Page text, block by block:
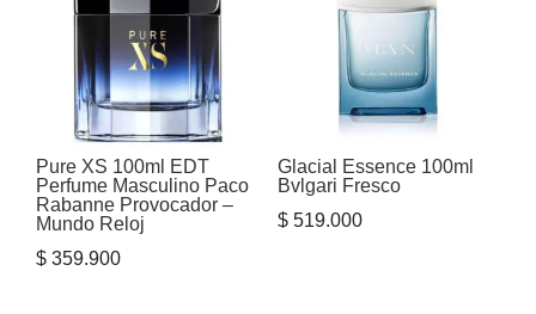
Pure XS 100ml EDT
Perfume Masculino Paco
Rabanne Provocador –
Mundo Reloj
$ 359.900
Glacial Essence 100ml
Bvlgari Fresco
$519.000